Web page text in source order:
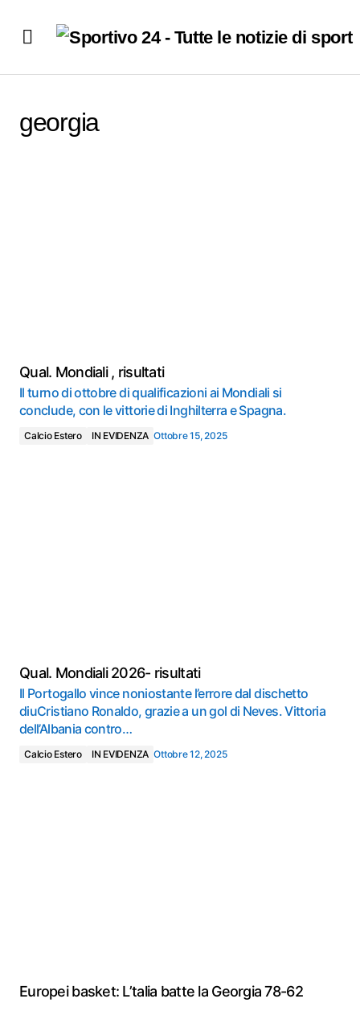
georgia
Qual. Mondiali , risultati
Il turno di ottobre di qualificazioni ai Mondiali si
conclude, con le vittorie di Inghilterra e Spagna.
Calcio Estero IN EVIDENZA Ottobre 15, 2025
Qual. Mondiali 2026- risultati
Il Portogallo vince noniostante l’errore dal dischetto
diuCristiano Ronaldo, grazie a un gol di Neves. Vittoria
dell’Albania contro…
Calcio Estero IN EVIDENZA Ottobre 12, 2025
Europei basket: L’talia batte la Georgia 78-62